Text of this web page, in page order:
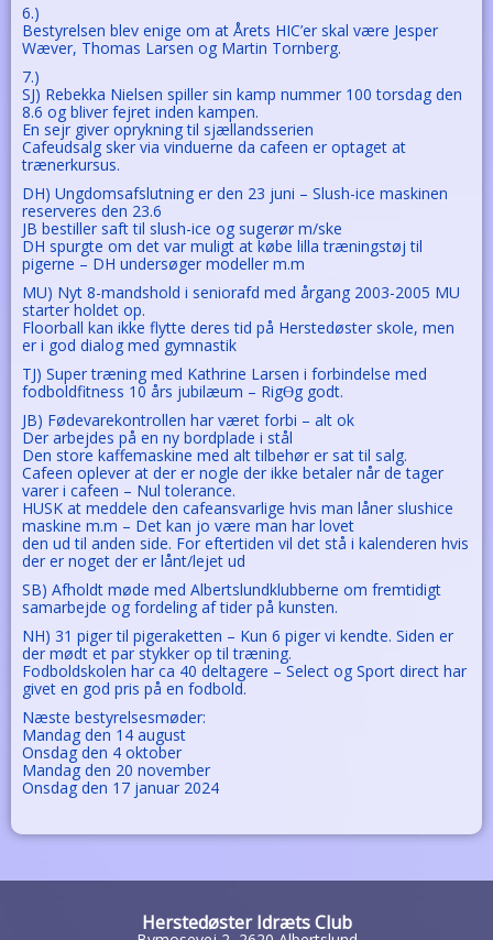
6.)
Bestyrelsen blev enige om at Årets HIC’er skal være Jesper
Wæver, Thomas Larsen og Martin Tornberg.
7.)
SJ) Rebekka Nielsen spiller sin kamp nummer 100 torsdag den
8.6 og bliver fejret inden kampen.
En sejr giver oprykning til sjællandsserien
Cafeudsalg sker via vinduerne da cafeen er optaget at
trænerkursus.
DH) Ungdomsafslutning er den 23 juni – Slush-ice maskinen
reserveres den 23.6
JB bestiller saft til slush-ice og sugerør m/ske
DH spurgte om det var muligt at købe lilla træningstøj til
pigerne – DH undersøger modeller m.m
MU) Nyt 8-mandshold i seniorafd med årgang 2003-2005 MU
starter holdet op.
Floorball kan ikke flytte deres tid på Herstedøster skole, men
er i god dialog med gymnastik
TJ) Super træning med Kathrine Larsen i forbindelse med
fodboldfitness 10 års jubilæum – RigƟg godt.
JB) Fødevarekontrollen har været forbi – alt ok
Der arbejdes på en ny bordplade i stål
Den store kaffemaskine med alt tilbehør er sat til salg.
Cafeen oplever at der er nogle der ikke betaler når de tager
varer i cafeen – Nul tolerance.
HUSK at meddele den cafeansvarlige hvis man låner slushice
maskine m.m – Det kan jo være man har lovet
den ud til anden side. For eftertiden vil det stå i kalenderen hvis
der er noget der er lånt/lejet ud
SB) Afholdt møde med Albertslundklubberne om fremtidigt
samarbejde og fordeling af tider på kunsten.
NH) 31 piger til pigeraketten – Kun 6 piger vi kendte. Siden er
der mødt et par stykker op til træning.
Fodboldskolen har ca 40 deltagere – Select og Sport direct har
givet en god pris på en fodbold.
Næste bestyrelsesmøder:
Mandag den 14 august
Onsdag den 4 oktober
Mandag den 20 november
Onsdag den 17 januar 2024
Herstedøster Idræts Club